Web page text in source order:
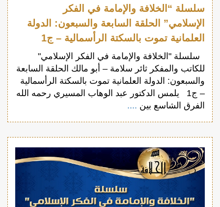
سلسلة “الخلافة والإمامة في الفكر
الإسلامي” الحلقة السابعة والسبعون: الدولة
العلمانية تموت بالسكتة الرأسمالية – ج1
سلسلة "الخلافة والإمامة في الفكر الإسلامي"
للكاتب والمفكر ثائر سلامة – أبو مالك الحلقة السابعة
والسبعون: الدولة العلمانية تموت بالسكتة الرأسمالية
– ج1 يلمس الدكتور عبد الوهاب المسيري رحمه الله
الفرق الشاسع بين ....